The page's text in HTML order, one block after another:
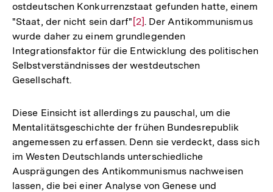
ostdeutschen Konkurrenzstaat gefunden hatte, einem
"Staat, der nicht sein darf" Zur
Auflösung
der
Fußnote
[2]. Der Antikommunismus
wurde daher zu einem grundlegenden
Integrationsfaktor für die Entwicklung des politischen
Selbstverständnisses der westdeutschen
Gesellschaft.
Diese Einsicht ist allerdings zu pauschal, um die
Mentalitätsgeschichte der frühen Bundesrepublik
angemessen zu erfassen. Denn sie verdeckt, dass sich
im Westen Deutschlands unterschiedliche
Ausprägungen des Antikommunismus nachweisen
lassen, die bei einer Analyse von Genese und